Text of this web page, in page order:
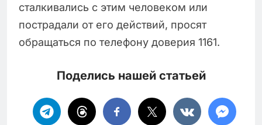
сталкивались с этим человеком или
пострадали от его действий, просят
обращаться по телефону доверия 1161.
Поделись нашей статьей